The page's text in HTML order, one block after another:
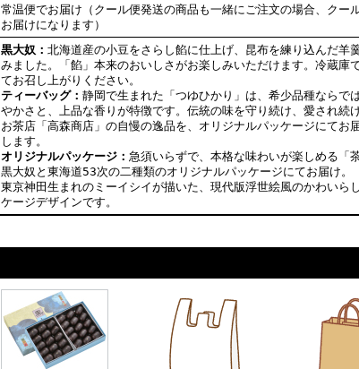
常温便でお届け（クール便発送の商品も一緒にご注文の場合、クー
お届けになります）
黒大奴： 北海道産の小豆をさらし餡に仕上げ、昆布を練り込んだ羊
みました。「餡」本来のおいしさがお楽しみいただけます。冷蔵庫
てお召し上がりください。
ティーバッグ： 静岡で生まれた「つゆひかり」は、希少品種ならで
やかさと、上品な香りが特徴です。伝統の味を守り続け、愛され続
お茶店「高森商店」の自慢の逸品を、オリジナルパッケージにてお
します。
オリジナルパッケージ： 急須いらずで、本格な味わいが楽しめる「茶
黒大奴と東海道53次の二種類のオリジナルパッケージにてお届け。
東京神田生まれのミーイシイが描いた、現代版浮世絵風のかわいら
ケージデザインです。